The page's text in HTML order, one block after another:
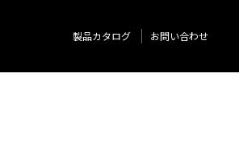
製品カタログ お問い合わせ